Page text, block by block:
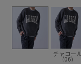
チャコー
(06)